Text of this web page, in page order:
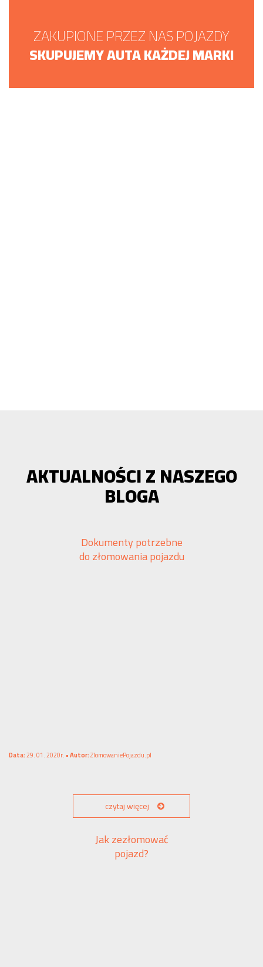
ZAKUPIONE PRZEZ NAS POJAZDY
SKUPUJEMY AUTA KAŻDEJ MARKI
AKTUALNOŚCI Z NASZEGO
BLOGA
Dokumenty potrzebne
do złomowania pojazdu
Data:29. 01. 2020r. •Autor:ZlomowaniePojazdu.pl
czytaj więcej
Jak zezłomować
pojazd?